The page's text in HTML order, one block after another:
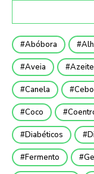
Abóbora
Aveia Azeite
Canela
Coco
Diabéticos
Fermento